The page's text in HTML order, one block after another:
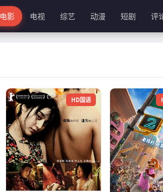
电影 电视 综艺 动漫 短剧 评
HD国语